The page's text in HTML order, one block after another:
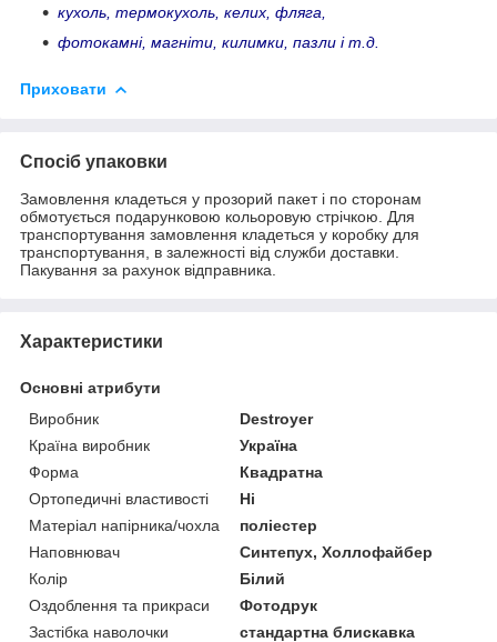
кухоль, термокухоль, келих, фляга,
фотокамні, магніти, килимки, пазли і т.д.
Приховати
Спосіб упаковки
Замовлення кладеться у прозорий пакет і по сторонам
обмотується подарунковою кольоровую стрічкою. Для
транспортування замовлення кладеться у коробку для
транспортування, в залежності від служби доставки.
Пакування за рахунок відправника.
Характеристики
Основні атрибути
Виробник
Destroyer
Країна виробник
Україна
Форма
Квадратна
Ортопедичні властивості
Ні
Матеріал напірника/чохла
поліестер
Наповнювач
Синтепух, Холлофайбер
Колір
Білий
Оздоблення та прикраси
Фотодрук
Застібка наволочки
стандартна блискавка